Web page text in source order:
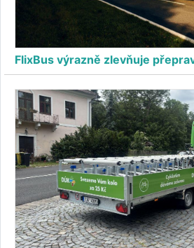
FlixBus výrazně zlevňuje